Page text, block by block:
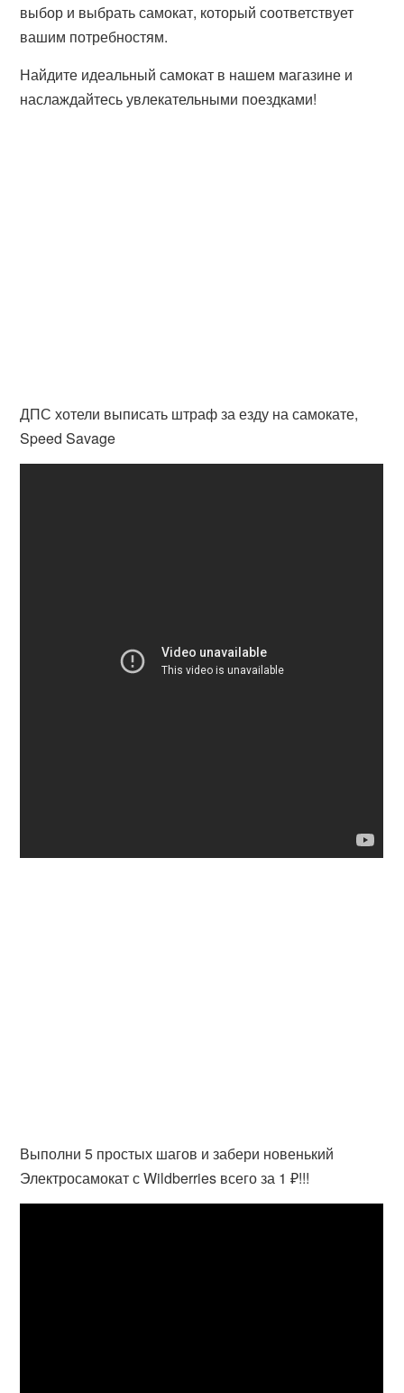
выбор и выбрать самокат, который соответствует
вашим потребностям.
Найдите идеальный самокат в нашем магазине и
наслаждайтесь увлекательными поездками!
ДПС хотели выписать штраф за езду на самокате,
Speed Savage
Выполни 5 простых шагов и забери новенький
Электросамокат с Wildberries всего за 1 ₽!!!